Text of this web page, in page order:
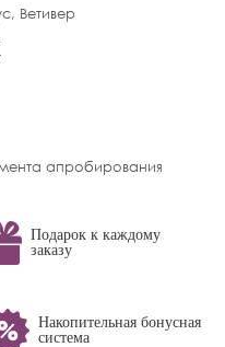
, Ветивер
апробирования
Подарок к каждому
заказу
Накопительная бонусная
система